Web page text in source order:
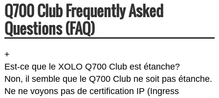
Q700 Club Frequently Asked
Questions (FAQ)
+
Est-ce que le XOLO Q700 Club est étanche?
Non, il semble que le Q700 Club ne soit pas étanche.
Ne ne voyons pas de certification IP (Ingress